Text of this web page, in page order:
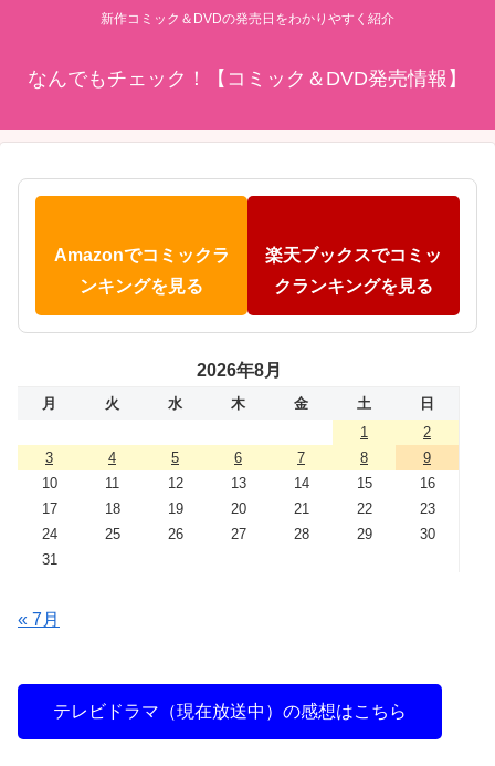
新作コミック＆DVDの発売日をわかりやすく紹介
なんでもチェック！【コミック＆DVD発売情報】
Amazonでコミックラ
ンキングを見る
楽天ブックスでコミッ
クランキングを見る
2026年8月
月 火 水 木 金 土
日
1
2
3
4 5 6 7 8
9
10
11 12 13 14 15
16
17
18 19 20 21 22
23
24
25 26 27 28 29
30
31
« 7月
テレビドラマ（現在放送中）の感想はこちら